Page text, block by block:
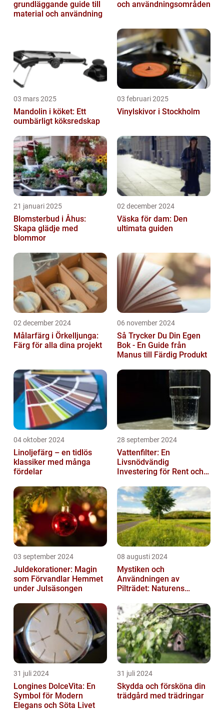
grundläggande guide till
material och användning
och användningsområden
03 mars 2025
Mandolin i köket: Ett
oumbärligt köksredskap
03 februari 2025
Vinylskivor i Stockholm
21 januari 2025
Blomsterbud i Åhus:
Skapa glädje med
blommor
02 december 2024
Väska för dam: Den
ultimata guiden
02 december 2024
Målarfärg i Örkelljunga:
Färg för alla dina projekt
06 november 2024
Så Trycker Du Din Egen
Bok - En Guide från
Manus till Färdig Produkt
04 oktober 2024
Linoljefärg – en tidlös
klassiker med många
fördelar
28 september 2024
Vattenfilter: En
Livsnödvändig
Investering för Rent och
03 september 2024
Juldekorationer: Magin
som Förvandlar Hemmet
under Julsäsongen
08 augusti 2024
Mystiken och
Användningen av
Pilträdet: Naturens
31 juli 2024
Longines DolceVita: En
Symbol för Modern
Elegans och Söta Livet
31 juli 2024
Skydda och försköna din
trädgård med trädringar